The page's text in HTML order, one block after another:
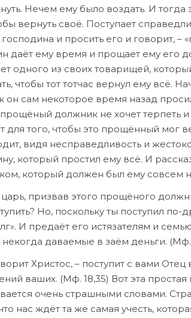
Нечем ему было воздать. И
вернуть своё. Поступает
господина и просить его и говорит,
даёт ему время и прощает ему его
одного из своих товарищей,
чтобы тот тотчас вернул ему всё.
он сам некоторое время назад
должник не хочет терпеть
для того, чтобы это прощённый мог
видя несправедливость и
который простил ему всё. И
который должен был ему совсем
призвав этого прощёного
Но, поскольку ты поступил
И предаёт его истязателям и
некогда даваемые в заём деньги. (Мф.
Христос, – поступит с вами
ваших. (Мф. 18,35) Вот эта
очень страшными словами.
нас ждёт та же самая учесть,